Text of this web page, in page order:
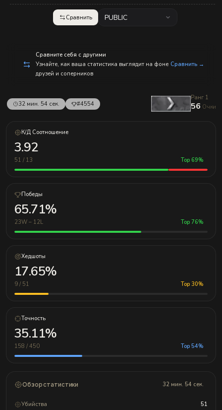
Сравнить PUBLIC
Сравните себя с другими
Узнайте, как ваша статистика выглядит на фоне
друзей и соперников
Сравнить →
32 мин. 54 сек. #4554
Ранг 1
56 Очки
К/Д Соотношение
3.92
51 / 13 Top 69%
Победы
65.71%
23W – 12L Top 76%
Хедшоты
17.65%
9 / 51 Top 30%
Точность
35.11%
158 / 450 Top 54%
Обзор статистики 32 мин. 54 сек.
Убийства 51
с